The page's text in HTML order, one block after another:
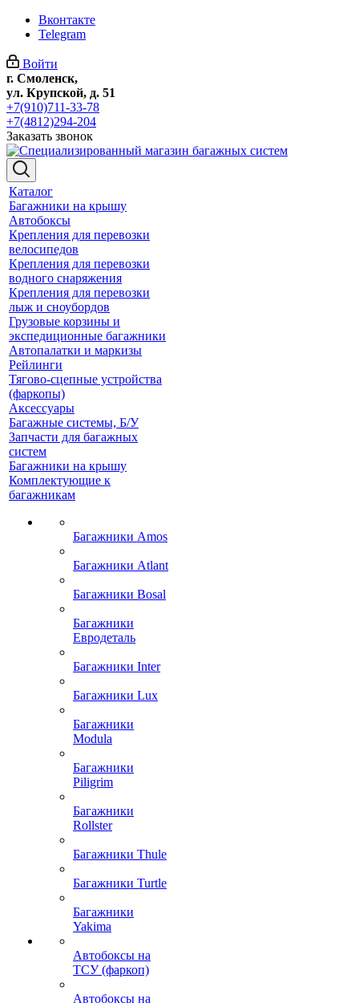
Вконтакте
Telegram
Войти
г. Смоленск,
ул. Крупской, д. 51
+7(910)711-33-78
+7(4812)294-204
Заказать звонок
Каталог
Багажники на крышу
Автобоксы
Крепления для перевозки
велосипедов
Крепления для перевозки
водного снаряжения
Крепления для перевозки
лыж и сноубордов
Грузовые корзины и
экспедиционные багажники
Автопалатки и маркизы
Рейлинги
Тягово-сцепные устройства
(фаркопы)
Аксессуары
Багажные системы, Б/У
Запчасти для багажных
систем
Багажники на крышу
Комплектующие к
багажникам
Багажники Amos
Багажники Atlant
Багажники Bosal
Багажники
Евродеталь
Багажники Inter
Багажники Lux
Багажники
Modula
Багажники
Piligrim
Багажники
Rollster
Багажники Thule
Багажники Turtle
Багажники
Yakima
Автобоксы на
ТСУ (фаркоп)
Автобоксы на